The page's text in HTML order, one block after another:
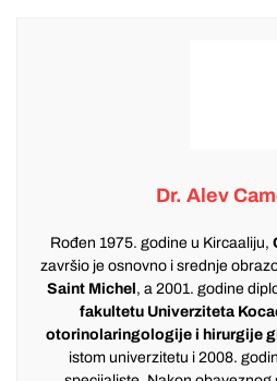
Dr. Alev
Rođen 1975. godine u Kircaaliju,
završio je osnovno i srednje
Saint Michel , a 2001. godine
fakultetu Univerziteta
otorinolaringologije i hirurgije
istom univerzitetu i 2008.